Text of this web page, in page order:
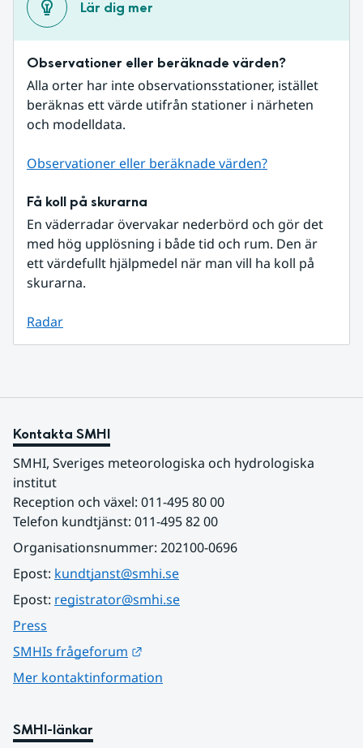
Lär dig mer
Observationer eller beräknade värden?
Alla orter har inte observationsstationer, istället
beräknas ett värde utifrån stationer i närheten
och modelldata.
Observationer eller beräknade värden?
Få koll på skurarna
En väderradar övervakar nederbörd och gör det
med hög upplösning i både tid och rum. Den är
ett värdefullt hjälpmedel när man vill ha koll på
skurarna.
Radar
Kontakta SMHI
SMHI, Sveriges meteorologiska och hydrologiska
institut
Reception och växel: 011-495 80 00
Telefon kundtjänst: 011-495 82 00
Organisationsnummer: 202100-0696
Epost: kundtjanst@smhi.se
Epost: registrator@smhi.se
Press
SMHIs frågeforum
Mer kontaktinformation
SMHI-länkar